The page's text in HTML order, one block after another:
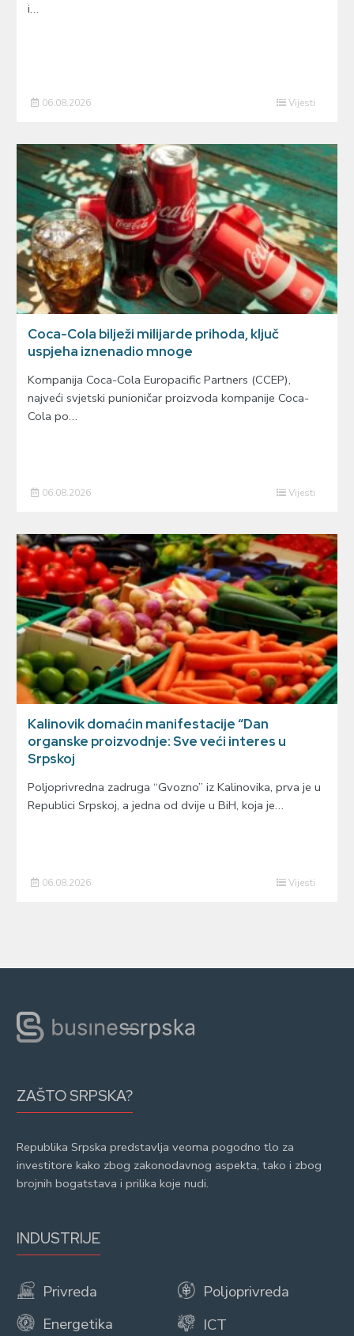
i…
06.08.2026 Vijesti
Coca-Cola bilježi milijarde prihoda, ključ
uspjeha iznenadio mnoge
Kompanija Coca-Cola Europacific Partners (CCEP),
najveći svjetski punioničar proizvoda kompanije Coca-
Cola po…
06.08.2026 Vijesti
Kalinovik domaćin manifestacije “Dan
organske proizvodnje: Sve veći interes u
Srpskoj
Poljoprivredna zadruga “Gvozno” iz Kalinovika, prva je u
Republici Srpskoj, a jedna od dvije u BiH, koja je…
06.08.2026 Vijesti
ZAŠTO SRPSKA?
Republika Srpska predstavlja veoma pogodno tlo za
investitore kako zbog zakonodavnog aspekta, tako i zbog
brojnih bogatstava i prilika koje nudi.
INDUSTRIJE
Privreda
Energetika
Poljoprivreda
ICT